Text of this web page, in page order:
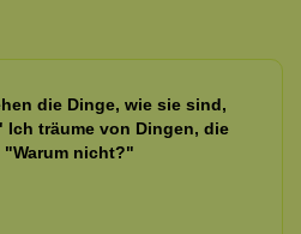
die Dinge, wie sie sind,
Ich träume von Dingen, die
nicht?"